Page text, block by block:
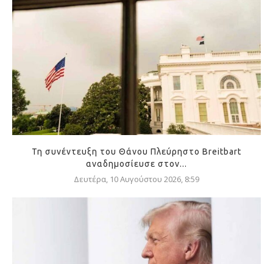
Τη συνέντευξη του Θάνου Πλεύρηστο Breitbart
αναδημοσίευσε στον...
Δευτέρα, 10 Αυγούστου 2026, 8:59